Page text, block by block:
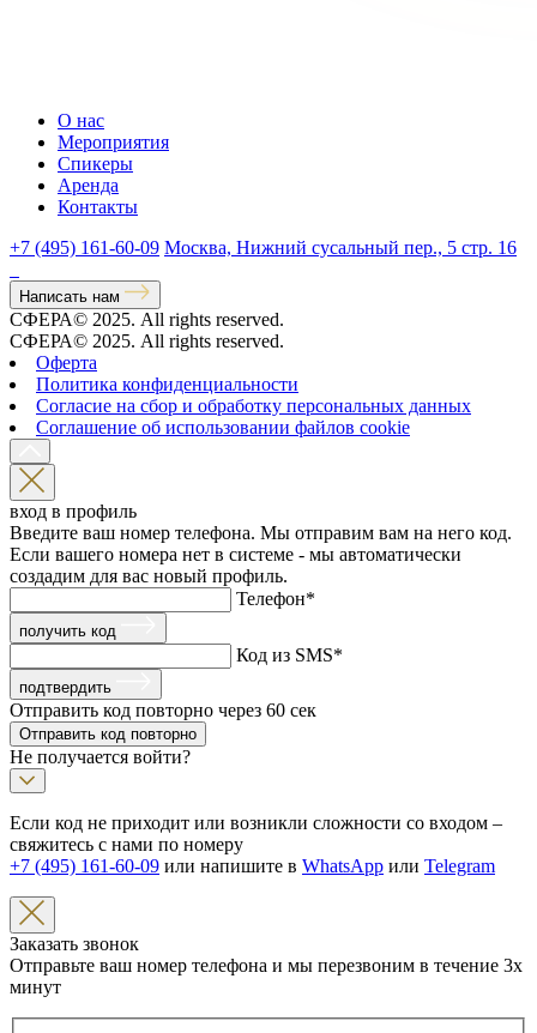
О нас
Мероприятия
Спикеры
Аренда
Контакты
+7 (495) 161-60-09 Москва, Нижний сусальный пер., 5 стр. 16
Написать нам
СФЕРА© 2025. All rights reserved.
СФЕРА© 2025. All rights reserved.
Оферта
Политика конфиденциальности
Согласие на сбор и обработку персональных данных
Соглашение об использовании файлов cookie
вход в профиль
Введите ваш номер телефона. Мы отправим вам на него код.
Если вашего номера нет в системе - мы автоматически
создадим для вас новый профиль.
Телефон*
получить код
Код из SMS*
подтвердить
Отправить код повторно через 60 сек
Отправить код повторно
Не получается войти?
Если код не приходит или возникли сложности со входом –
свяжитесь с нами по номеру
+7 (495) 161-60-09 или напишите в WhatsApp или Telegram
Заказать звонок
Отправьте ваш номер телефона и мы перезвоним в течение 3х
минут